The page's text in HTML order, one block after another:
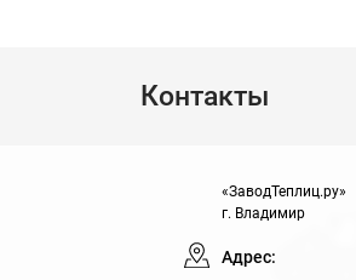
Контакты
«ЗаводТеплиц.ру»
г. Владимир
Адрес: